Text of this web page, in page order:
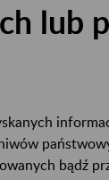
lub
bądź